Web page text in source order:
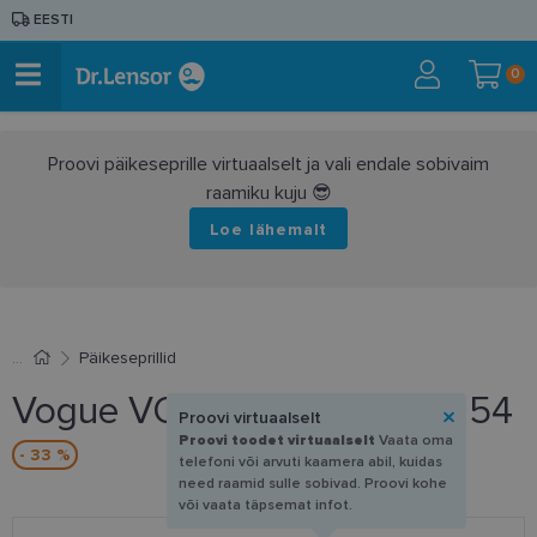
EESTI
0
Proovi päikeseprille virtuaalselt ja vali endale sobivaim
raamiku kuju 😎
Loe lähemalt
Päikeseprillid
Vogue VO 5613SB W44/T3 54
- 33 %
Proovi virtuaalselt
Proovi toodet virtuaalselt Vaata oma
telefoni või arvuti kaamera abil, kuidas
need raamid sulle sobivad. Proovi kohe
või vaata täpsemat infot.